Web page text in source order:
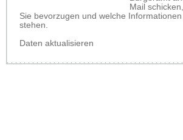
Mail
Sie bevorzugen und welche
stehen.
Daten aktualisieren